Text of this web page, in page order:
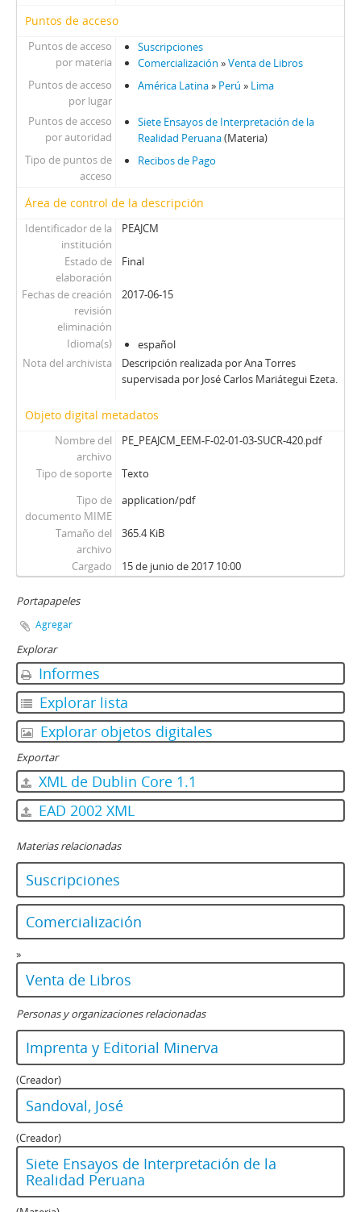
Puntos de acceso
Puntos de acceso
por materia
Suscripciones
Comercialización »Venta de Libros
Puntos de acceso
por lugar
América Latina» Perú » Lima
Puntos de acceso
por autoridad
Siete Ensayos de Interpretación de la
Realidad Peruana(Materia)
Tipo de puntos de
acceso
Recibos de Pago
Área de control de la descripción
Identificador de la
institución
PEAJCM
Estado de
elaboración
Final
Fechas de creación
revisión
eliminación
2017-06-15
Idioma(s)
español
Nota del archivista
Descripción realizada por Ana Torres
supervisada por José Carlos Mariátegui Ezeta.
Objeto digital metadatos
Nombre del
archivo
PE_PEAJCM_EEM-F-02-01-03-SUCR-420.pdf
Tipo de soporte
Texto
Tipo de
documento MIME
application/pdf
Tamaño del
archivo
365.4 KiB
Cargado 15 de junio de 2017 10:00
Portapapeles
Agregar
Explorar
Informes
Explorar lista
Explorar objetos digitales
Exportar
XML de Dublin Core 1.1
EAD 2002 XML
Materias relacionadas
Suscripciones
Comercialización
»
Venta de Libros
Personas y organizaciones relacionadas
Imprenta y Editorial Minerva
(Creador)
Sandoval, José
(Creador)
Siete Ensayos de Interpretación de la
Realidad Peruana